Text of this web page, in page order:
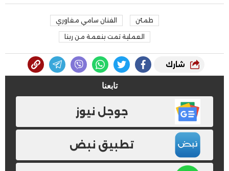
طمئن الفنان سامي مغاوري
العملية تمت بنعمة من ربنا
شارك
تابعنا
جوجل نيوز
تطبيق نبض